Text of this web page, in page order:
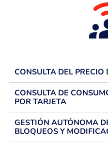
CONSULTA DEL
CONSULTA DE
POR TARJETA
GESTIÓN AUTÓNOMA
BLOQUEOS Y